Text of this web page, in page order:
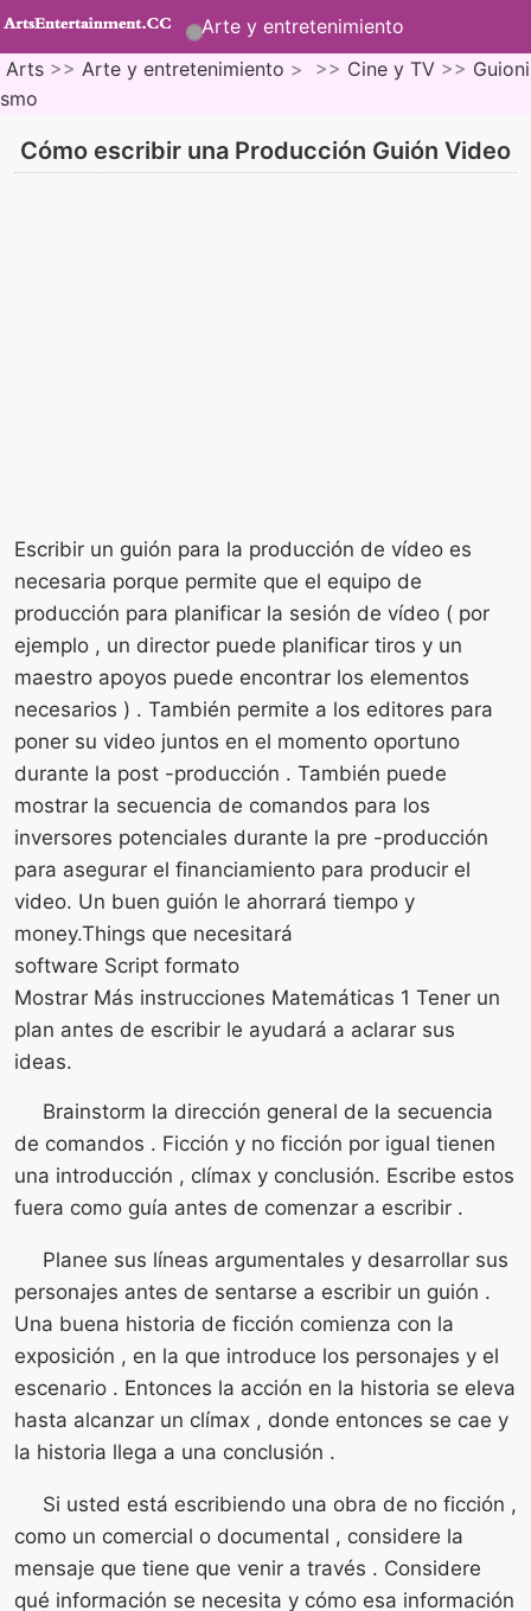
Arte y entretenimiento
Arts >> Arte y entretenimiento > >> Cine y TV >> Guioni
smo
Cómo escribir una Producción Guión Video
Escribir un guión para la producción de vídeo es
necesaria porque permite que el equipo de
producción para planificar la sesión de vídeo ( por
ejemplo , un director puede planificar tiros y un
maestro apoyos puede encontrar los elementos
necesarios ) . También permite a los editores para
poner su video juntos en el momento oportuno
durante la post -producción . También puede
mostrar la secuencia de comandos para los
inversores potenciales durante la pre -producción
para asegurar el financiamiento para producir el
video. Un buen guión le ahorrará tiempo y
money.Things que necesitará
software Script formato
Mostrar Más instrucciones Matemáticas 1 Tener un
plan antes de escribir le ayudará a aclarar sus
ideas.
Brainstorm la dirección general de la secuencia
de comandos . Ficción y no ficción por igual tienen
una introducción , clímax y conclusión. Escribe estos
fuera como guía antes de comenzar a escribir .
Planee sus líneas argumentales y desarrollar sus
personajes antes de sentarse a escribir un guión .
Una buena historia de ficción comienza con la
exposición , en la que introduce los personajes y el
escenario . Entonces la acción en la historia se eleva
hasta alcanzar un clímax , donde entonces se cae y
la historia llega a una conclusión .
Si usted está escribiendo una obra de no ficción ,
como un comercial o documental , considere la
mensaje que tiene que venir a través . Considere
qué información se necesita y cómo esa información